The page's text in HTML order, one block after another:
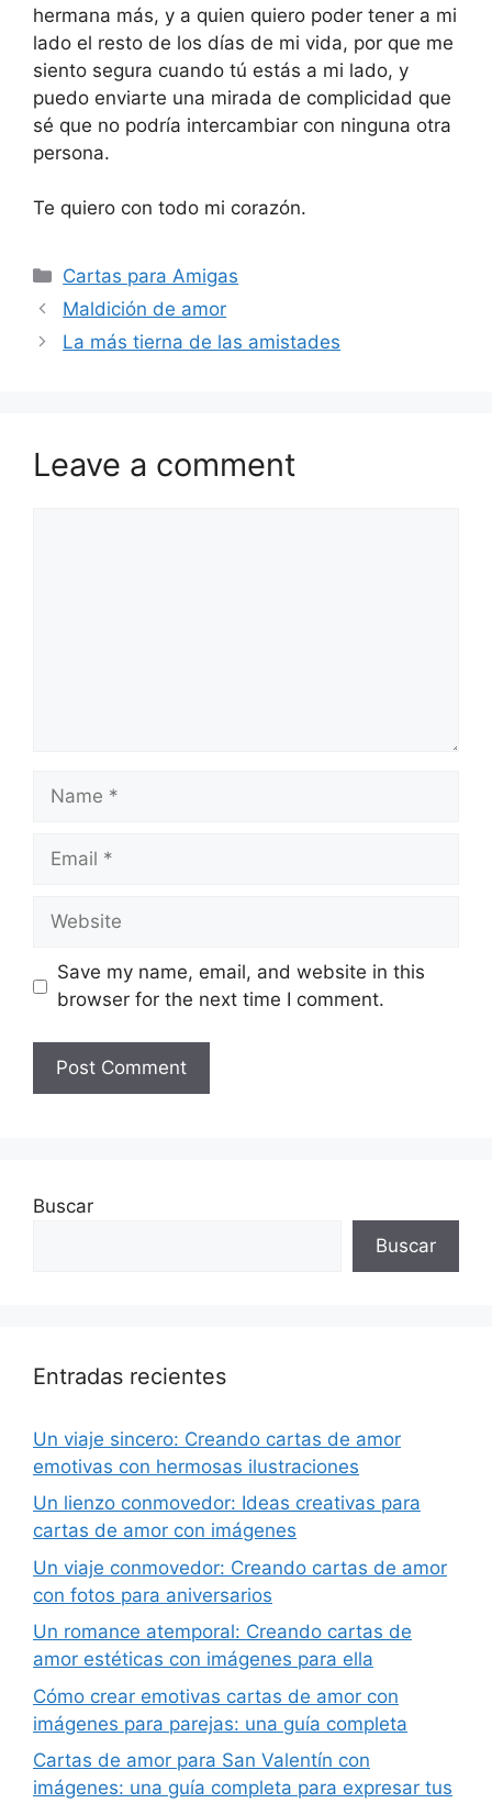
hermana más, y a quien quiero poder tener a mi
lado el resto de los días de mi vida, por que me
siento segura cuando tú estás a mi lado, y
puedo enviarte una mirada de complicidad que
sé que no podría intercambiar con ninguna otra
persona.
Te quiero con todo mi corazón.
Categories
Cartas para Amigas
Maldición de amor
La más tierna de las amistades
Leave a comment
Name
Email
Website
Save my name, email, and website in this
browser for the next time I comment.
Buscar
Buscar
Entradas recientes
Un viaje sincero: Creando cartas de amor
emotivas con hermosas ilustraciones
Un lienzo conmovedor: Ideas creativas para
cartas de amor con imágenes
Un viaje conmovedor: Creando cartas de amor
con fotos para aniversarios
Un romance atemporal: Creando cartas de
amor estéticas con imágenes para ella
Cómo crear emotivas cartas de amor con
imágenes para parejas: una guía completa
Cartas de amor para San Valentín con
imágenes: una guía completa para expresar tus